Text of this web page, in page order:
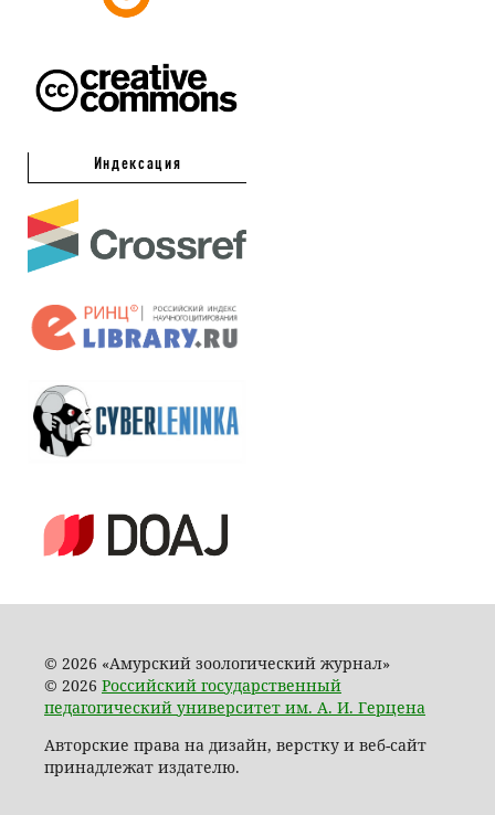
Индексация
© 2026 «Амурский зоологический журнал»
© 2026 Российский государственный
педагогический университет им. А. И. Герцена
Авторские права на дизайн, верстку и веб-сайт
принадлежат издателю.